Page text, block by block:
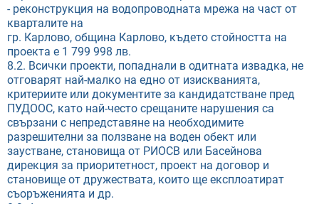
- реконструкция на водопроводната мрежа на част от
кварталите на
гр. Карлово, община Карлово, където стойността на
проекта е 1 799 998 лв.
8.2. Всички проекти, попаднали в одитната извадка, не
отговарят най-малко на едно от изискванията,
критериите или документите за кандидатстване пред
ПУДООС, като най-често срещаните нарушения са
свързани с непредставяне на необходимите
разрешителни за ползване на воден обект или
заустване, становища от РИОСВ или Басейнова
дирекция за приоритетност, проект на договор и
становище от дружествата, които ще експлоатират
съоръженията и др.